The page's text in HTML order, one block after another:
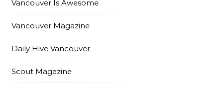
Vancouver Is Awesome
Vancouver Magazine
Daily Hive Vancouver
Scout Magazine